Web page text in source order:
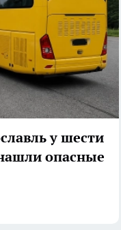
у шести
опасные